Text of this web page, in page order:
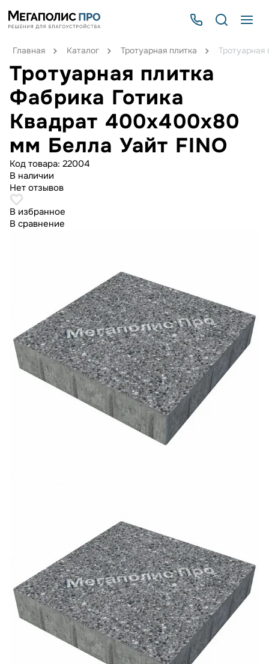
Главная Каталог Тротуарная плитка
Тротуарная плитка
Фабрика Готика
Квадрат 400х400х80
мм Белла Уайт FINO
Код товара: 22004
В наличии
Нет отзывов
В избранное
В сравнение